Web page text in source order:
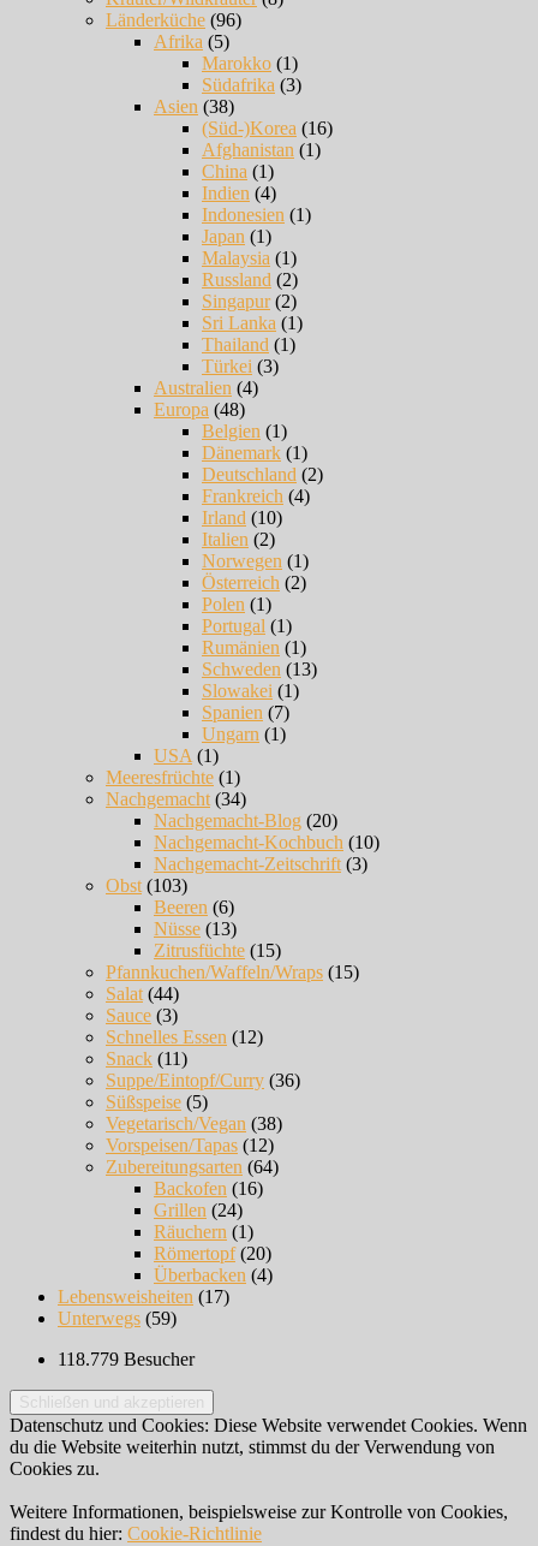
Länderküche (96)
Afrika (5)
Marokko (1)
Südafrika (3)
Asien (38)
(Süd-)Korea (16)
Afghanistan (1)
China (1)
Indien (4)
Indonesien (1)
Japan (1)
Malaysia (1)
Russland (2)
Singapur(2)
Sri Lanka (1)
Thailand (1)
Türkei (3)
Australien (4)
Europa (48)
Belgien (1)
Dänemark (1)
Deutschland (2)
Frankreich (4)
Irland (10)
Italien (2)
Norwegen (1)
Österreich (2)
Polen (1)
Portugal (1)
Rumänien (1)
Schweden (13)
Slowakei (1)
Spanien (7)
Ungarn (1)
USA (1)
Meeresfrüchte (1)
Nachgemacht (34)
Nachgemacht-Blog (20)
Nachgemacht-Kochbuch (10)
Nachgemacht-Zeitschrift (3)
Obst (103)
Beeren (6)
Nüsse (13)
Zitrusfüchte (15)
Pfannkuchen/Waffeln/Wraps (15)
Salat (44)
Sauce (3)
Schnelles Essen (12)
Snack (11)
Suppe/Eintopf/Curry (36)
Süßspeise (5)
Vegetarisch/Vegan (38)
Vorspeisen/Tapas (12)
Zubereitungsarten (64)
Backofen (16)
Grillen (24)
Räuchern (1)
Römertopf(20)
Überbacken (4)
Lebensweisheiten (17)
Unterwegs (59)
118.779 Besucher
Datenschutz und Cookies: Diese Website verwendet Cookies. Wenn
du die Website weiterhin nutzt, stimmst du der Verwendung von
Cookies zu.
Weitere Informationen, beispielsweise zur Kontrolle von Cookies,
findest du hier: Cookie-Richtlinie